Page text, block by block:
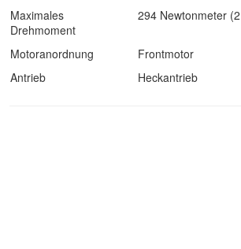
Maximales
Drehmoment
294 Newtonmeter
Motoranordnung
Frontmotor
Antrieb
Heckantrieb